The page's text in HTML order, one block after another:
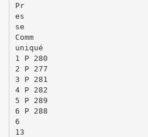
Pr
es
se
Comm
uniqué
1 P 280
2 P 277
3 P 281
4 P 282
5 P 289
6 P 288
6
13